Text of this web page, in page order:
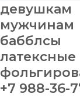
девушкам
мужчинам
бабблсы
латексные
+7 988-36-